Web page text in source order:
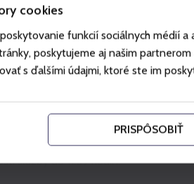
cookies
funkcií sociálnych médií
poskytujeme aj našim
s ďalšími údajmi, ktoré ste im
PRISPÔSOBIŤ
provozní doby lanových drah a je
do hor.
EUR, pokud je storno realizováno den
5 EUR, pokud je storno
služby do 11:59 hodin.